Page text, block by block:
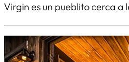
Virgin es un pueblito cerca a